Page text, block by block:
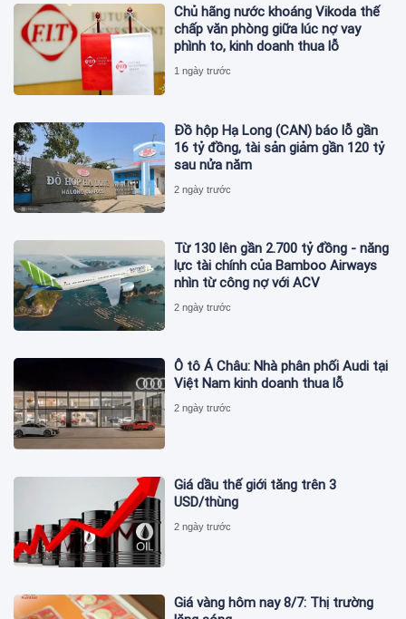
Chủ hãng nước khoáng Vikoda thế
chấp văn phòng giữa lúc nợ vay
phình to, kinh doanh thua lỗ
1 ngày trước
Đồ hộp Hạ Long (CAN) báo lỗ gần
16 tỷ đồng, tài sản giảm gần 120 tỷ
sau nửa năm
2 ngày trước
Từ 130 lên gần 2.700 tỷ đồng - năng
lực tài chính của Bamboo Airways
nhìn từ công nợ với ACV
2 ngày trước
Ô tô Á Châu: Nhà phân phối Audi tại
Việt Nam kinh doanh thua lỗ
2 ngày trước
Giá dầu thế giới tăng trên 3
USD/thùng
2 ngày trước
Giá vàng hôm nay 8/7: Thị trường